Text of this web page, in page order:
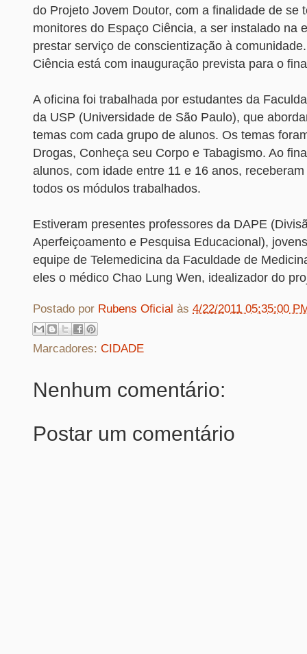
do Projeto Jovem Doutor, com a finalidade de se
monitores do Espaço Ciência, a ser instalado na
prestar serviço de conscientização à
Ciência está com inauguração prevista para o
A oficina foi trabalhada por estudantes da
da USP (Universidade de São Paulo), que
temas com cada grupo de alunos. Os temas
Drogas, Conheça seu Corpo e Tabagismo. Ao
alunos, com idade entre 11 e 16 anos,
todos os módulos trabalhados.
Estiveram presentes professores da DAPE
Aperfeiçoamento e Pesquisa Educacional),
equipe de Telemedicina da Faculdade de
eles o médico Chao Lung Wen, idealizador do
Postado por Rubens Oficial às 4/22/2011 05:35:00
Marcadores: CIDADE
Nenhum comentário:
Postar um comentário